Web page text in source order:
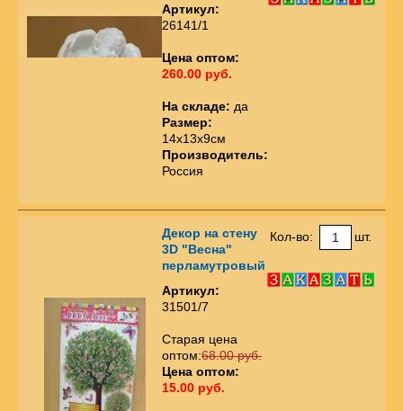
Артикул:
26141/1
Цена оптом:
260.00 руб.
На складе: да
Размер:
14х13х9см
Производитель:
Россия
Декор на стену
3D "Весна"
перламутровый
Артикул:
31501/7
Старая цена
оптом:68.00 руб.
Цена оптом:
15.00 руб.
Кол-во: шт.